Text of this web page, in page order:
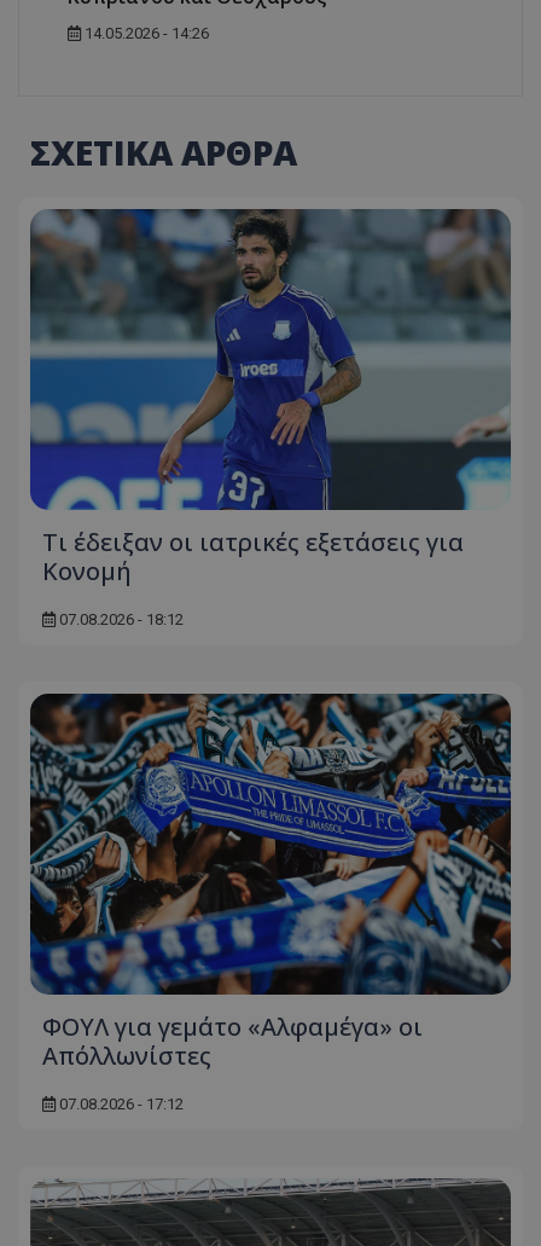
14.05.2026 - 14:26
ΣΧΕΤΙΚΑ ΑΡΘΡΑ
Τι έδειξαν οι ιατρικές εξετάσεις για
Κονομή
07.08.2026 - 18:12
ΦΟΥΛ για γεμάτο «Αλφαμέγα» οι
Απόλλωνίστες
07.08.2026 - 17:12